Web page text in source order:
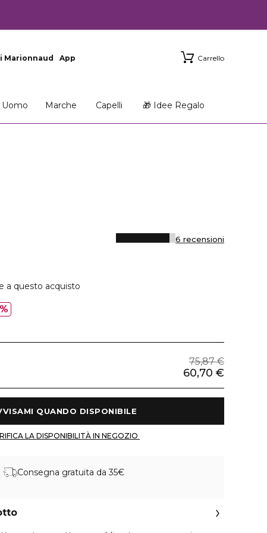
Marionnaud App Carrello
Uomo Marche Capelli 🎁 Idee Regalo
6 recensioni
a questo acquisto
75,87 €
60,70 €
Consegna gratuita da 35€